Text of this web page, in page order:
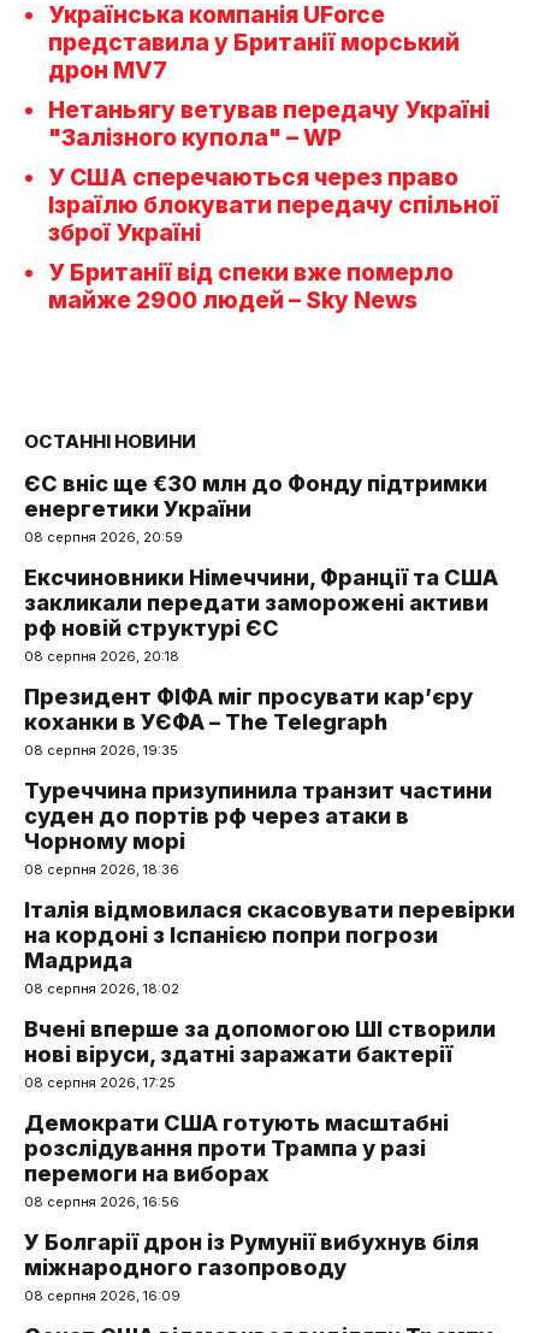
Українська компанія UForce
представила у Британії морський
дрон MV7
Нетаньягу ветував передачу Україні
"Залізного купола" – WP
У США сперечаються через право
Ізраїлю блокувати передачу спільної
зброї Україні
У Британії від спеки вже померло
майже 2900 людей – Sky News
ОСТАННІ НОВИНИ
ЄС вніс ще €30 млн до Фонду підтримки
енергетики України
08 серпня 2026, 20:59
Ексчиновники Німеччини, Франції та США
закликали передати заморожені активи
рф новій структурі ЄС
08 серпня 2026, 20:18
Президент ФІФА міг просувати кар’єру
коханки в УЄФА – The Telegraph
08 серпня 2026, 19:35
Туреччина призупинила транзит частини
суден до портів рф через атаки в
Чорному морі
08 серпня 2026, 18:36
Італія відмовилася скасовувати перевірки
на кордоні з Іспанією попри погрози
Мадрида
08 серпня 2026, 18:02
Вчені вперше за допомогою ШІ створили
нові віруси, здатні заражати бактерії
08 серпня 2026, 17:25
Демократи США готують масштабні
розслідування проти Трампа у разі
перемоги на виборах
08 серпня 2026, 16:56
У Болгарії дрон із Румунії вибухнув біля
міжнародного газопроводу
08 серпня 2026, 16:09